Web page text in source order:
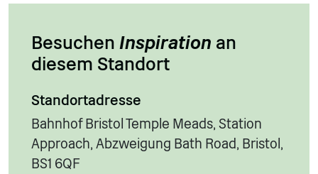
Besuchen Inspiration an
diesem Standort
Standortadresse
Bahnhof Bristol Temple Meads, Station
Approach, Abzweigung Bath Road, Bristol,
BS1 6QF